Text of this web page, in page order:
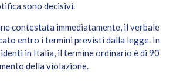
sono decisivi.
contestata immediatamente, il verbale
entro i termini previsti dalla legge. In
in Italia, il termine ordinario è di 90
della violazione.